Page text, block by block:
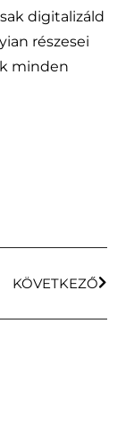
digitalizáld
részesei
minden
KÖVETKEZŐ